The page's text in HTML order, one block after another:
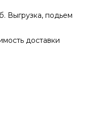
Выгрузка, подьем
доставки